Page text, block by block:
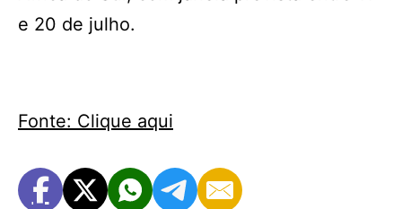
e 20 de julho.
Fonte: Clique aqui